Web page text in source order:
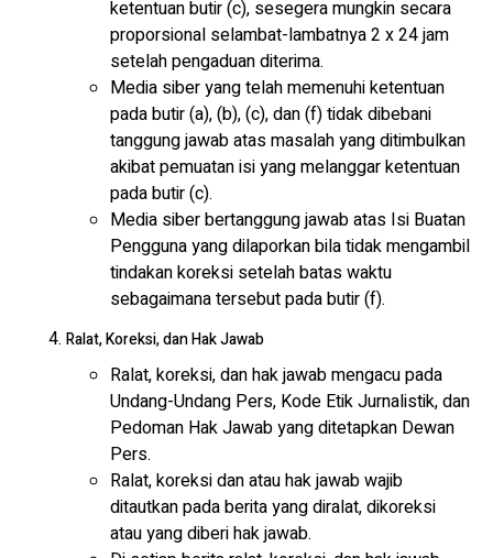
ketentuan butir (c), sesegera mungkin secara
proporsional selambat-lambatnya 2 x 24 jam
setelah pengaduan diterima.
Media siber yang telah memenuhi ketentuan
pada butir (a), (b), (c), dan (f) tidak dibebani
tanggung jawab atas masalah yang ditimbulkan
akibat pemuatan isi yang melanggar ketentuan
pada butir (c).
Media siber bertanggung jawab atas Isi Buatan
Pengguna yang dilaporkan bila tidak mengambil
tindakan koreksi setelah batas waktu
sebagaimana tersebut pada butir (f).
Ralat, Koreksi, dan Hak Jawab
Ralat, koreksi, dan hak jawab mengacu pada
Undang-Undang Pers, Kode Etik Jurnalistik, dan
Pedoman Hak Jawab yang ditetapkan Dewan
Pers.
Ralat, koreksi dan atau hak jawab wajib
ditautkan pada berita yang diralat, dikoreksi
atau yang diberi hak jawab.